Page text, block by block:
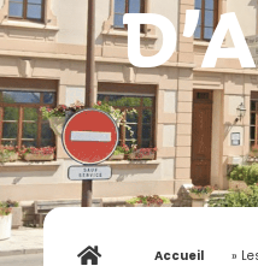
Accueil »